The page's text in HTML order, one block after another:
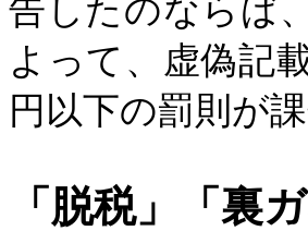
告したのならば
よって、虚偽記
円以下の罰則が
「脱税」「裏